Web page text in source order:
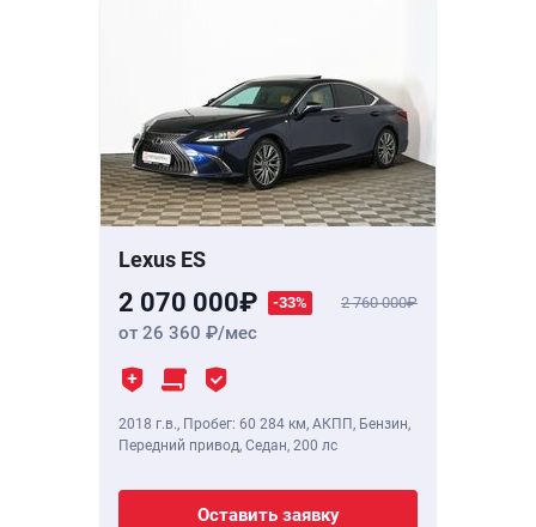
Lexus ES
2 070 000 -33% 2 760 000
от 26 360 /мес
2018 г.в., Пробег: 60 284 км, АКПП, Бензин,
Передний привод, Седан, 200 лс
Оставить заявку